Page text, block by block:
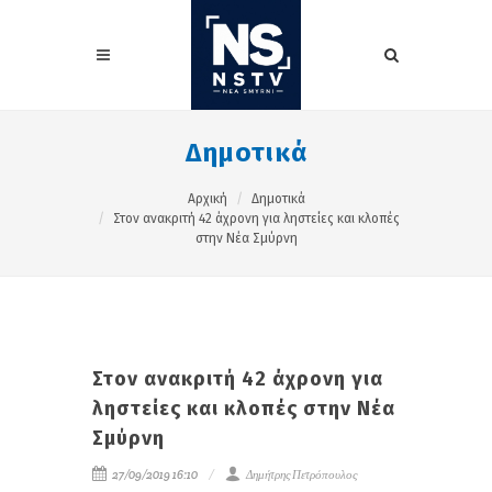
Δημοτικά
Αρχική
Δημοτικά
Στον ανακριτή 42 άχρονη για ληστείες και κλοπές
στην Νέα Σμύρνη
Στον ανακριτή 42 άχρονη για
ληστείες και κλοπές στην Νέα
Σμύρνη
27/09/2019 16:10 Δημήτρης Πετρόπουλος